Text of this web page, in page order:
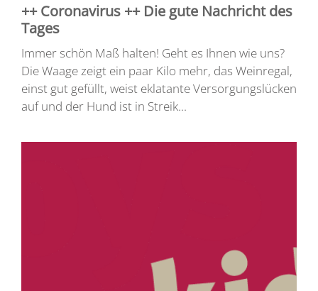
++ Coronavirus ++ Die gute Nachricht des
Tages
Immer schön Maß halten! Geht es Ihnen wie uns?
Die Waage zeigt ein paar Kilo mehr, das Weinregal,
einst gut gefüllt, weist eklatante Versorgungslücken
auf und der Hund ist in Streik...